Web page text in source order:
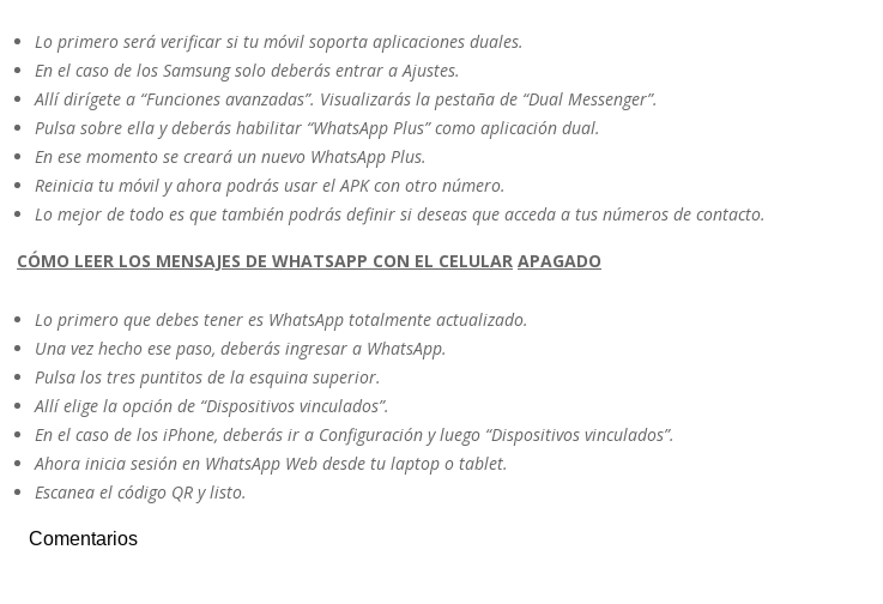
Lo primero será verificar si tu móvil soporta aplicaciones duales.
En el caso de los Samsung solo deberás entrar a Ajustes.
Allí dirígete a “Funciones avanzadas”. Visualizarás la pestaña de “Dual Messenger”.
Pulsa sobre ella y deberás habilitar “WhatsApp Plus” como aplicación dual.
En ese momento se creará un nuevo WhatsApp Plus.
Reinicia tu móvil y ahora podrás usar el APK con otro número.
Lo mejor de todo es que también podrás definir si deseas que acceda a tus números de contacto.
CÓMO LEER LOS MENSAJES DE WHATSAPP CON EL CELULAR APAGADO
Lo primero que debes tener es WhatsApp totalmente actualizado.
Una vez hecho ese paso, deberás ingresar a WhatsApp.
Pulsa los tres puntitos de la esquina superior.
Allí elige la opción de “Dispositivos vinculados”.
En el caso de los iPhone, deberás ir a Configuración y luego “Dispositivos vinculados”.
Ahora inicia sesión en WhatsApp Web desde tu laptop o tablet.
Escanea el código QR y listo.
Comentarios